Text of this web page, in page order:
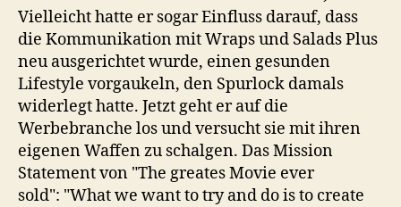
Vielleicht hatte er sogar Einfluss darauf, dass
die Kommunikation mit Wraps und Salads Plus
neu ausgerichtet wurde, einen gesunden
Lifestyle vorgaukeln, den Spurlock damals
widerlegt hatte. Jetzt geht er auf die
Werbebranche los und versucht sie mit ihren
eigenen Waffen zu schalgen. Das Mission
Statement von "The greates Movie ever
sold": "What we want to try and do is to create